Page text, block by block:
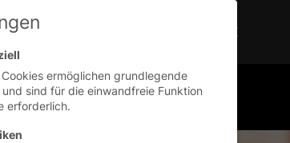
Cookies ermöglichen grundlegende
und sind für die einwandfreie Funktion
erforderlich.